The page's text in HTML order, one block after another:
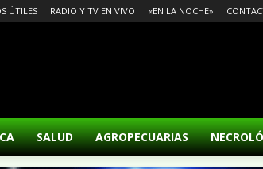
ÚTILES RADIO Y TV EN VIVO «EN LA NOCHE»
SALUD AGROPECUARIAS